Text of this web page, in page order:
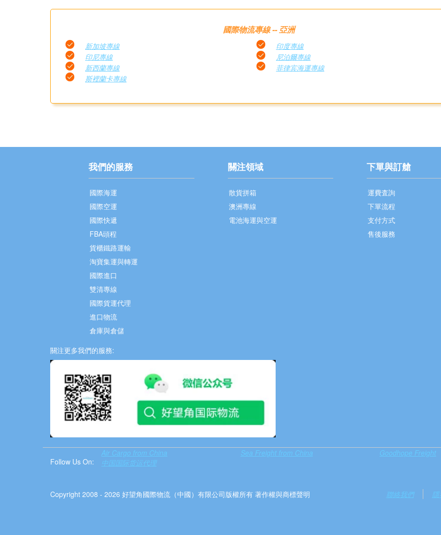
國際物流專線 -- 亞洲
新加坡專線
印度專線
印尼專線
尼泊爾專線
新西蘭專線
菲律宾海運專線
斯裡蘭卡專線
我們的服務
國際海運
國際空運
國際快遞
FBA頭程
貨櫃鐵路運輸
淘寶集運與轉運
國際進口
雙清專線
國際貨運代理
進口物流
倉庫與倉儲
關注領域
散貨拼箱
澳洲專線
電池海運與空運
下單與訂艙
運費査詢
下單流程
支付方式
售後服務
關注更多我們的服務:
Follow Us On:
Air Cargo from China Sea Freight from China
Goodhope Freight
中国国际货运代理
Copyright 2008 - 2026 好望角國際物流（中國）有限公司版權所有 著作權與商標聲明 聯絡我們 隱